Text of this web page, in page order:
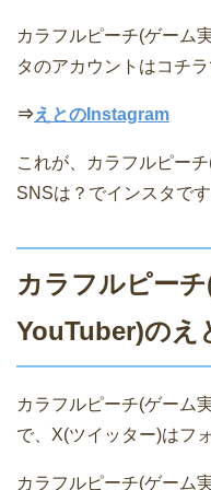
カラフルピーチ(ゲーム
タのアカウントはコチラ
⇒えとのInstagram
これが、カラフルピー
SNSは？でインスタです
カラフルピー
YouTuber)のえ
カラフルピーチ(ゲーム
で、X(ツイッター)はフ
カラフルピーチ(ゲーム